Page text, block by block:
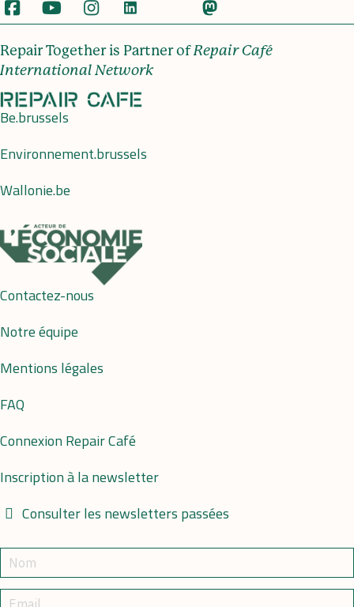
Repair Together is Partner ofRepair Café
International Network
Be.brussels
Environnement.brussels
Wallonie.be
Contactez-nous
Notre équipe
Mentions légales
FAQ
Connexion Repair Café
Inscription à la newsletter
Consulter les newsletters passées